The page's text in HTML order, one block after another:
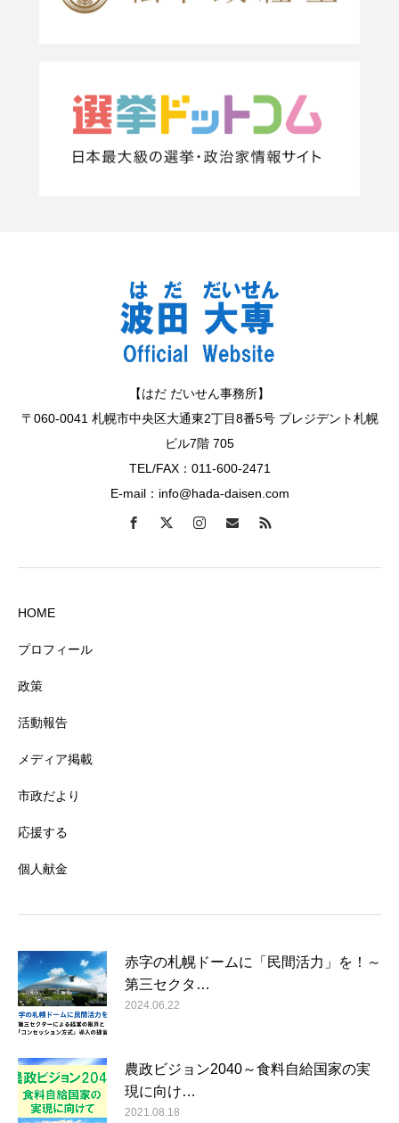
【はだ だいせん事務所】
〒060-0041 札幌市中央区大通東2丁目8番5号 プレジデント札幌
ビル7階 705
TEL/FAX：011-600-2471
E-mail：info@hada-daisen.com
HOME
プロフィール
政策
活動報告
メディア掲載
市政だより
応援する
個人献金
赤字の札幌ドームに「民間活力」を！～
第三セクタ…
2024.06.22
農政ビジョン2040～食料自給国家の実
現に向け…
2021.08.18